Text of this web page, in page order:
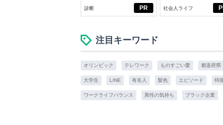
PR
診断
ルフプロデュース術
社会人ライフ
注目キーワード
オリンピック テレワーク ものすごい愛 都道府県
大学生 LINE 有名人 髪色 エピソード 特
ワークライフバランス 異性の気持ち ブラック企業